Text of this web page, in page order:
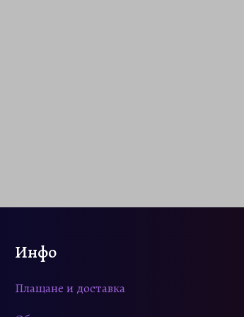
Инфо
Плащане и доставка